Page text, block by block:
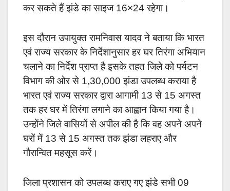
कर सकते हैं झंडे का साइज 16×24 रहेगा।
इस दौरान उपायुक्त रामनिवास यादव ने बताया कि भारत
एवं राज्य सरकार के निर्देशानुसार हर घर तिरंगा अभियान
चलाने का निर्देश प्राप्त है इसके तहत जिले को पर्यटन
विभाग की ओर से 1,30,000 झंडा उपलब्ध कराया है
भारत एवं राज्य सरकार द्वारा आगामी 13 से 15 अगस्त
तक हर घर में तिरंगा लगाने का आह्वान किया गया है।
उन्होंने जिले वासियों से अपील की है कि वह अपने अपने
घरों में 13 से 15 अगस्त तक झंडा लहराए और
गौरान्वित महसूस करें।
जिला प्रशासन को उपलब्ध कराए गए झंडे सभी 09